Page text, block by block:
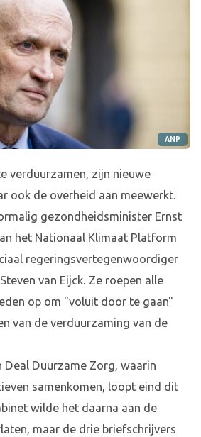
ANP
verduurzamen, zijn nieuwe
ook de overheid aan meewerkt.
gezondheidsminister Ernst
het Nationaal Klimaat Platform
regeringsvertegenwoordiger
van Eijck. Ze roepen alle
op om "voluit door te gaan"
van de verduurzaming van de
Deal Duurzame Zorg, waarin
samenkomen, loopt eind dit
wilde het daarna aan de
maar de drie briefschrijvers